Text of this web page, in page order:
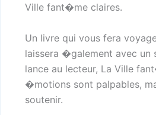
Ville fant�me claires.
Un livre qui vous fera
laissera �galement avec
lance au lecteur, La Ville
�motions sont palpables,
soutenir.